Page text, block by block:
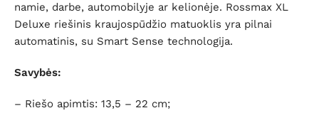
namie, darbe, automobilyje ar kelionėje. Rossmax XL
Deluxe riešinis kraujospūdžio matuoklis yra pilnai
automatinis, su Smart Sense technologija.
Savybės:
– Riešo apimtis: 13,5 – 22 cm;